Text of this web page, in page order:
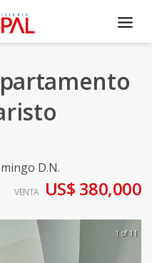
D.N.
VENTA US$ 380,000
1 of 11